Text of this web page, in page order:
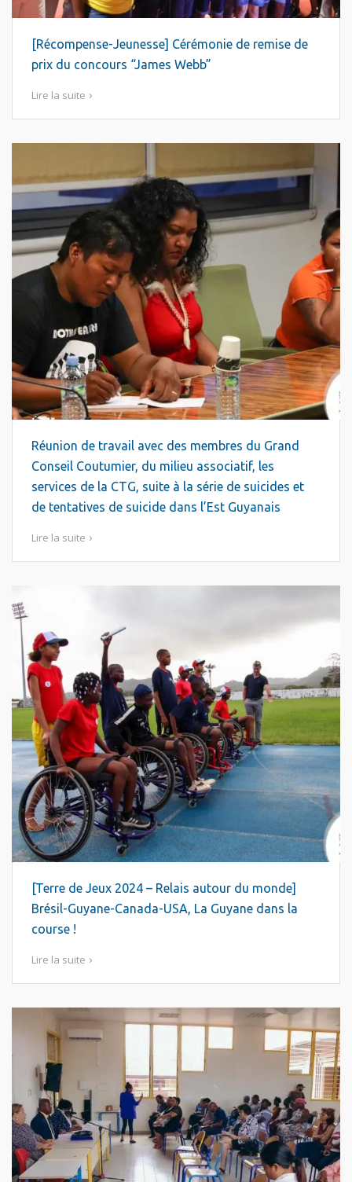
[Récompense-Jeunesse] Cérémonie de remise de
prix du concours “James Webb”
Lire la suite
Réunion de travail avec des membres du Grand
Conseil Coutumier, du milieu associatif, les
services de la CTG, suite à la série de suicides et
de tentatives de suicide dans l’Est Guyanais
Lire la suite
[Terre de Jeux 2024 – Relais autour du monde]
Brésil-Guyane-Canada-USA, La Guyane dans la
course !
Lire la suite